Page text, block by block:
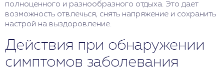
полноценного и разнообразного отдыха. Это дает
возможность отвлечься, снять напряжение и сохранить
настрой на выздоровление.
Действия при обнаружении
симптомов заболевания